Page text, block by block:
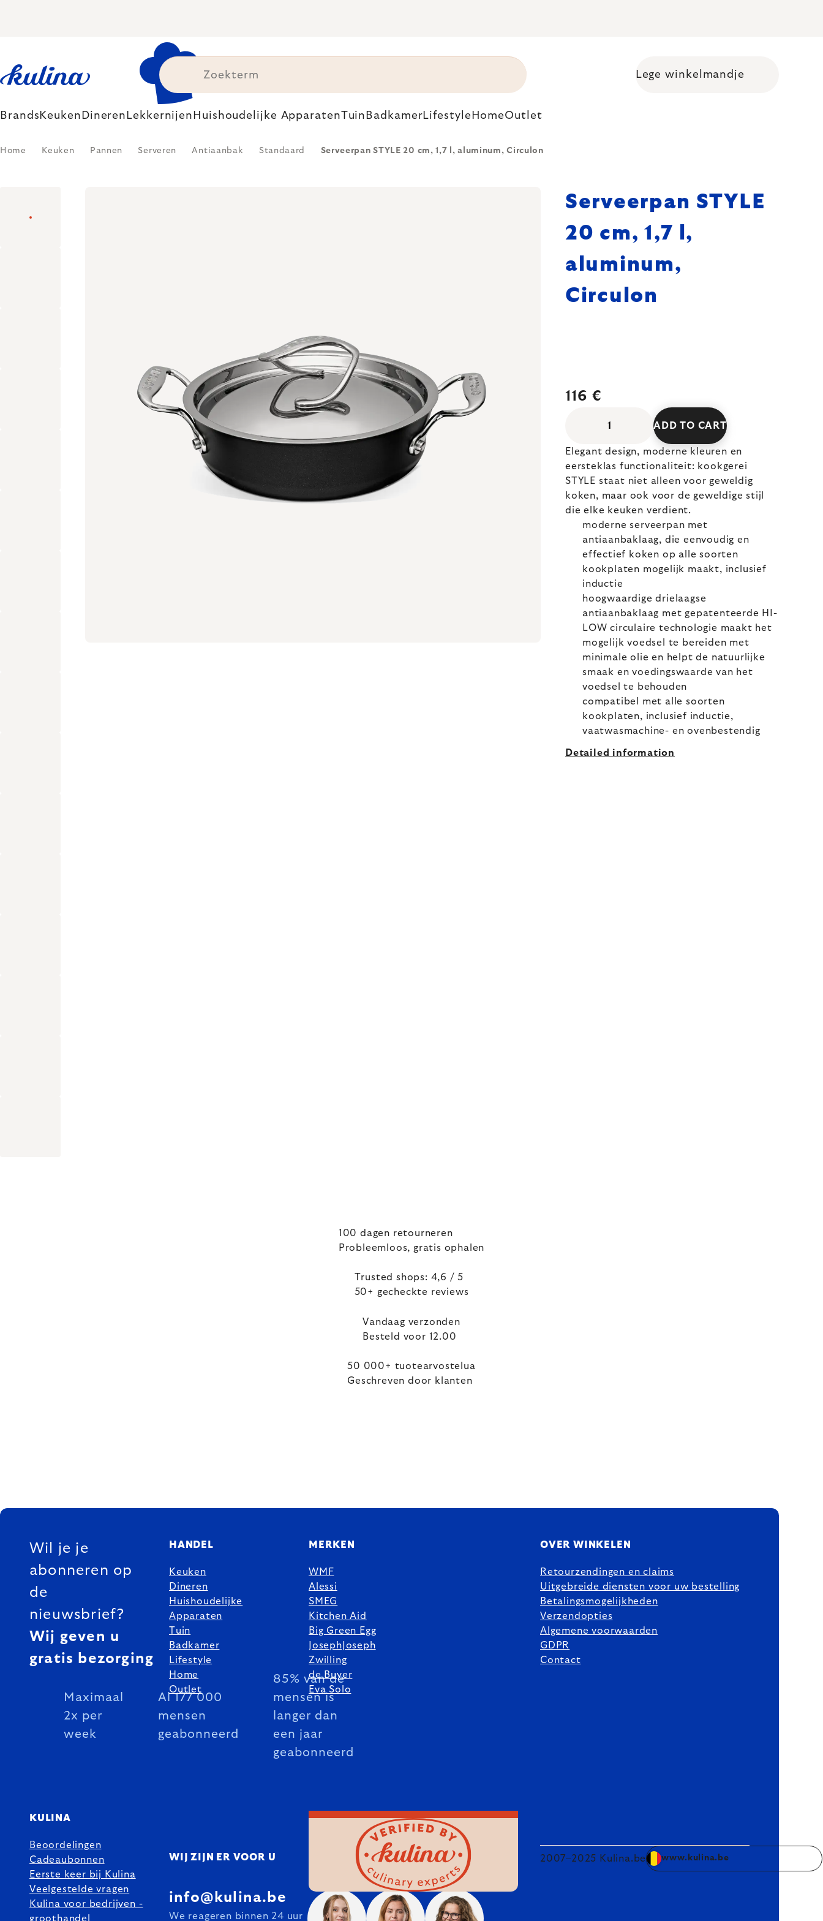
Shopping cart
Lege winkelmandje
Brands Keuken Dineren Lekkernijen Huishoudelijke ApparatenTuin BadkamerLifestyle HomeOutlet
Home Keuken Pannen Serveren Antiaanbak Standaard Serveerpan STYLE 20 cm, 1,7 l, aluminum, Circulon
Serveerpan STYLE
20 cm, 1,7 l,
aluminum,
Circulon
116 €
ADD TO CART
Elegant design, moderne kleuren en
eersteklas functionaliteit: kookgerei
STYLE staat niet alleen voor geweldig
koken, maar ook voor de geweldige stijl
die elke keuken verdient.
moderne serveerpan met
antiaanbaklaag, die eenvoudig en
effectief koken op alle soorten
kookplaten mogelijk maakt, inclusief
inductie
hoogwaardige drielaagse
antiaanbaklaag met gepatenteerde HI-
LOW circulaire technologie maakt het
mogelijk voedsel te bereiden met
minimale olie en helpt de natuurlijke
smaak en voedingswaarde van het
voedsel te behouden
compatibel met alle soorten
kookplaten, inclusief inductie,
vaatwasmachine- en ovenbestendig
Detailed information
100 dagen retourneren
Probleemloos, gratis ophalen
Trusted shops: 4,6 / 5
50+ gecheckte reviews
Vandaag verzonden
Besteld voor 12.00
50 000+ tuotearvostelua
Geschreven door klanten
FOOTER
Wil je je
abonneren op
de
nieuwsbrief?
Wij geven u
gratis bezorging
Maximaal
2x per
week
Al 177 000
mensen
geabonneerd
85% van de
mensen is
langer dan
een jaar
geabonneerd
HANDEL
Keuken
Dineren
Huishoudelijke
Apparaten
Tuin
Badkamer
Lifestyle
Home
Outlet
MERKEN
WMF
Alessi
SMEG
Kitchen Aid
Big Green Egg
JosephJoseph
Zwilling
de Buyer
Eva Solo
OVER WINKELEN
Retourzendingen en claims
Uitgebreide diensten voor uw bestelling
Betalingsmogelijkheden
Verzendopties
Algemene voorwaarden
GDPR
Contact
KULINA
Beoordelingen
Cadeaubonnen
Eerste keer bij Kulina
Veelgestelde vragen
Kulina voor bedrijven -
groothandel
WIJ ZIJN ER VOOR U
info@kulina.be
We reageren binnen 24 uur
2007–2025 Kulina.be www.kulina.be